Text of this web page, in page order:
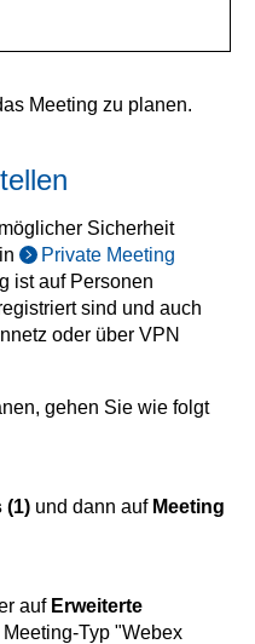
Meeting zu planen.
Sicherheit
Private Meeting
ist auf Personen
sind und auch
oder über VPN
gehen Sie wie folgt
(1) und dann auf Meeting
auf Erweiterte
Typ "Webex